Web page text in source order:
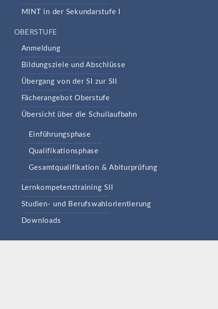
MINT in der Sekundarstufe I
OBERSTUFE
Anmeldung
Bildungsziele und Abschlüsse
Übergang von der SI zur SII
Fächerangebot Oberstufe
Übersicht über die Schullaufbahn
Einführungsphase
Qualifikationsphase
Gesamtqualifikation & Abiturprüfung
Lernkompetenztraining SII
Studien- und Berufswahlorientierung
Downloads